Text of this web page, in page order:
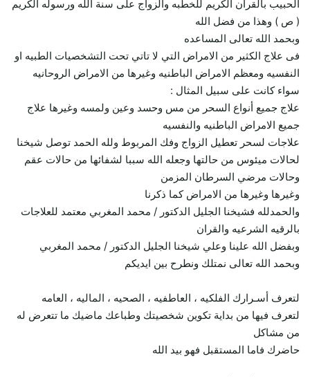
الحبيب بالقران الكريم للخطبه والزواج على سنة الله ورسوله الكريم
( ص ) وهذا من فضل الله
وبحمد الله تعالى المساعده
فى علاج الكثير من الامراض التي لا تاتي تحت التشخصيات الطبيه او
النفسيه ومعظم الامراض الباطنيه وغيرها من الامراض الروحانيه
سواء كانت على سبيل المثال :
علاج جميع أنواع السحر من مس وحسد وعين ولمسه وغيرها علاج
جميع الامراض الباطنيه والنفسيه
علاجات لسحر تعطيل الزواج وفك المربوط ولله الحمد توصل شيخنا
لحالات ميئوس من حالتها وجعله الله سببا لشفائها من حالات عقم
وحالات مرضي السرطان المزمن
وغيرها وغيرها من الامراض كما ذكرنا
والحمدلله فشيخنا الجليل الدكتور / محمد المغربي معتمد للعلاجات
بالرقيه الشرعيه والقران
وبفضل الله علينا وعلي شيخنا الجليل الدكتور / محمد المغربي
وبحمد الله تعالى نمتلك ونطرح بين ايديكم
لتعرف أسـرارك الفلكيه ، العاطفيه ، الصحيه ، الماليه ، العامه
لتعرف فيها من بداية تكوين شخصيتك وطباعك ماضيك ما تتعرض له
من مشاكل
حاضرك فاما المستقبل فهو بيد الله